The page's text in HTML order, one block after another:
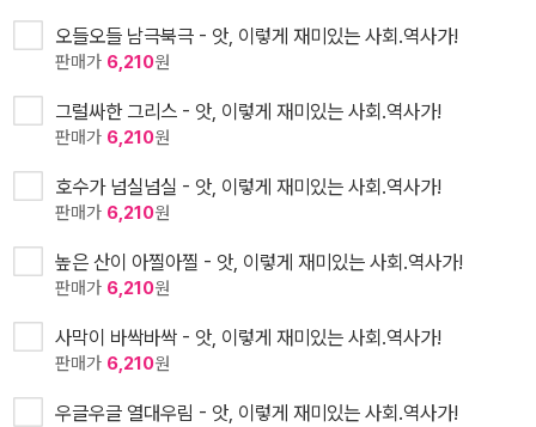
오들오들 남극북극 - 앗, 이렇게 재미있는 사회.역사가!
판매가 6,210원
그럴싸한 그리스 - 앗, 이렇게 재미있는 사회.역사가!
판매가 6,210원
호수가 넘실넘실 - 앗, 이렇게 재미있는 사회.역사가!
판매가 6,210원
높은 산이 아찔아찔 - 앗, 이렇게 재미있는 사회.역사가!
판매가 6,210원
사막이 바싹바싹 - 앗, 이렇게 재미있는 사회.역사가!
판매가 6,210원
우글우글 열대우림 - 앗, 이렇게 재미있는 사회.역사가!